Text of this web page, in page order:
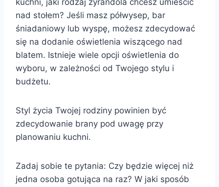
kuchni, jaki rodzaj żyrandola chcesz umieścić
nad stołem? Jeśli masz półwysep, bar
śniadaniowy lub wyspę, możesz zdecydować
się na dodanie oświetlenia wiszącego nad
blatem. Istnieje wiele opcji oświetlenia do
wyboru, w zależności od Twojego stylu i
budżetu.
Styl życia Twojej rodziny powinien być
zdecydowanie brany pod uwagę przy
planowaniu kuchni.
Zadaj sobie te pytania: Czy będzie więcej niż
jedna osoba gotująca na raz? W jaki sposób